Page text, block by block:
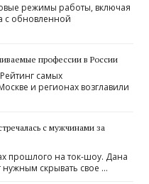
режимы работы, включая
с обновленной
профессии в России
самых
и регионах возглавили
с мужчинами за
прошлого на ток-шоу. Дана
скрывать свое …